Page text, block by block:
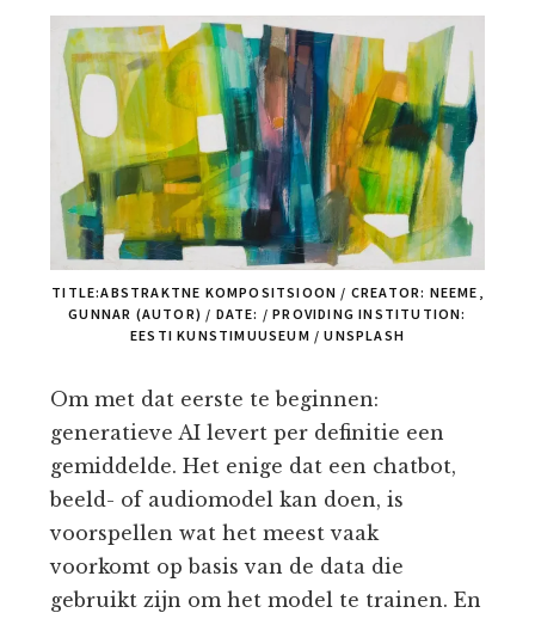
TITLE:ABSTRAKTNE KOMPOSITSIOON / CREATOR: NEEME,
GUNNAR (AUTOR) / DATE: / PROVIDING INSTITUTION:
EESTI KUNSTIMUUSEUM / UNSPLASH
Om met dat eerste te beginnen:
generatieve AI levert per definitie een
gemiddelde. Het enige dat een chatbot,
beeld- of audiomodel kan doen, is
voorspellen wat het meest vaak
voorkomt op basis van de data die
gebruikt zijn om het model te trainen. En